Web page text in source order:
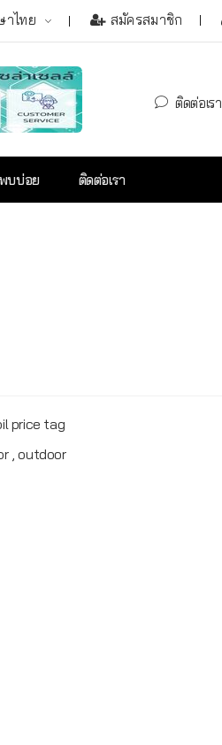
าไทย สมัครสมาชิก
ติดต่อเรา
บบ่อย ติดต่อเรา
price tag
, outdoor